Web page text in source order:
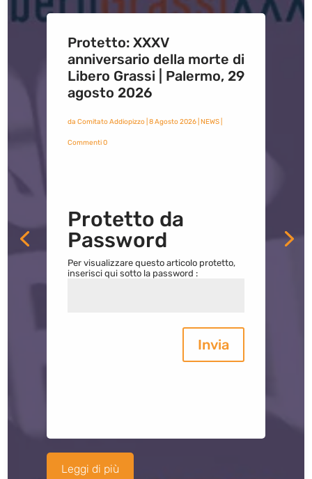
Protetto: XXXV
anniversario della morte di
Libero Grassi | Palermo, 29
agosto 2026
da Comitato Addiopizzo| 8 Agosto 2026| NEWS|
Commenti 0
Protetto da
Password
Per visualizzare questo articolo protetto,
inserisci qui sotto la password :
Invia
Leggi di più